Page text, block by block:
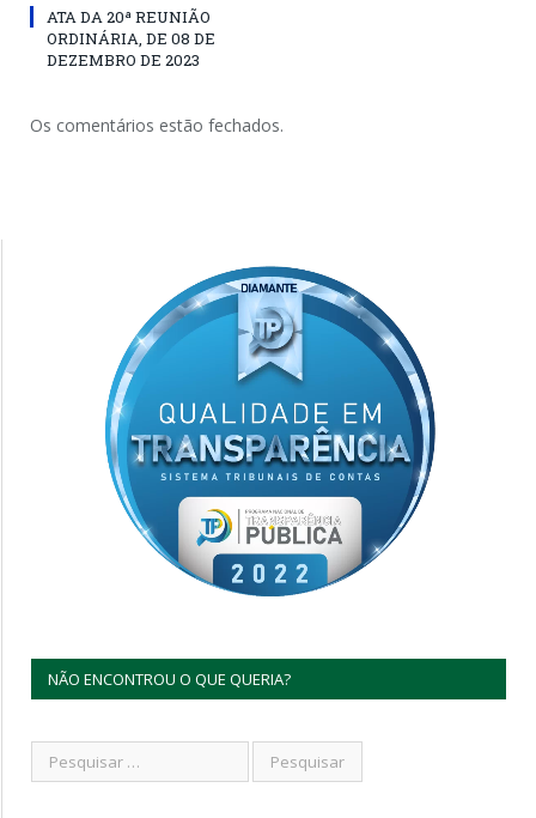
ATA DA 20ª REUNIÃO
ORDINÁRIA, DE 08 DE
DEZEMBRO DE 2023
Os comentários estão fechados.
NÃO ENCONTROU O QUE QUERIA?